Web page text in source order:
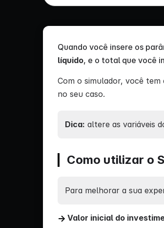
Quando você insere os
líquido, e o total que você
Com o simulador, você
no seu caso.
Dica: altere as variáveis
Como utilizar o
Para melhorar a sua
Valor inicial do